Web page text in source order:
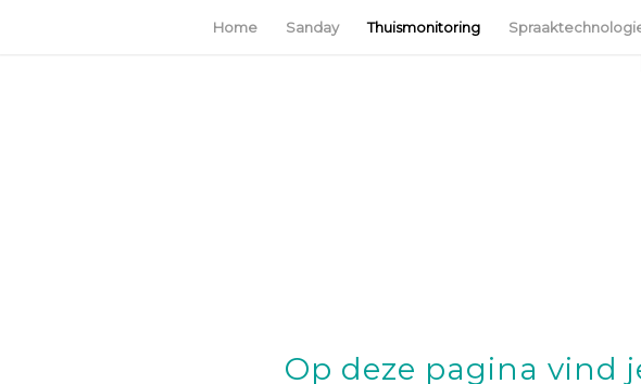
Home Sanday Thuismonitoring
Op deze pagina vind